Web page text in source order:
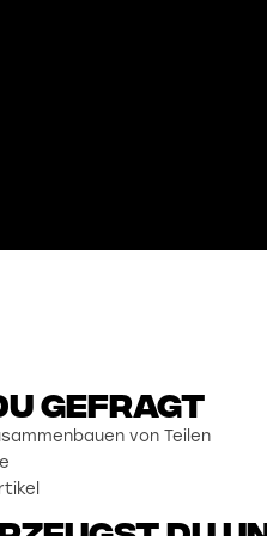
gefragt
von Teilen